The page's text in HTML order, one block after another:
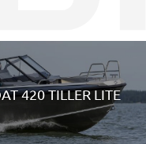
420 TILLER LITE